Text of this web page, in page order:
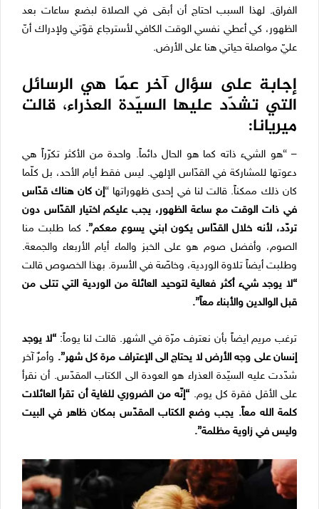
الفراق. لهذا السبب احتاج أن أبقى في الصلاة لبضع ساعات بعد
الظهور، كي أعطي نفسي الوقت الكافي لأسترجاع قوّتي ولإدراك أنّ
عليّ مواصلة حياتي هنا على الأرض.
إجابة على سؤال آخر عمّا هي الرسائل
التي تشدّد عليها السيّدة العذراء، قالت
ميريانا:
– “هو الشيء ذاته كما هو الحال دائماً. واحدة من الأكثر تكرّراً هي
دعوتها للمشاركة في القدّاس الإلهي. ليس فقط أيام الأحد، بل كلّما
كان ذلك ممكناً. قالت لنا في إحدى ظهوراتها “إن كان هناك قدّاس
في ذات الوقت مع ساعة الظهور، يجب عليكم اختيار القدّاس دون
تردّد، لأنه خلال القدّاس يكون ابني يسوع معكم”. كما طلبت منا
الصوم، وأفضل صوم هو على الخبز والماء أيام الأربعاء والجمعة.
وطلبت أيضاً تلاوة الوردية، وخاصّة في الأسرة. بهذا الخصوص قالت
“لا يوجد شيء أكثر فعالية لتوحيد العائلة من الوردية التي تتلى من
قبل الوالدين والأبناء معاً”.
ترغب مريم ايضاً بأن نعترف مرّة في الشهر. قالت لنا يوماً:“لا يوجد
إنسان على وجه الأرض لا يحتاج الى الإعتراف مرة كل شهر”. وأمرٌ آخر
شدّدت عليه السيّدة العذراء هو العودة الى الكتاب المقدّس. أن نقرأ
على الأقل فقرة كل يوم. “إنّه من الضروري للغاية أن تقرأ العائلات
كلمة الله معاً. يجب وضع الكتاب المقدّس بمكان ظاهر في البيت
وليس في زاوية مظلمة”.